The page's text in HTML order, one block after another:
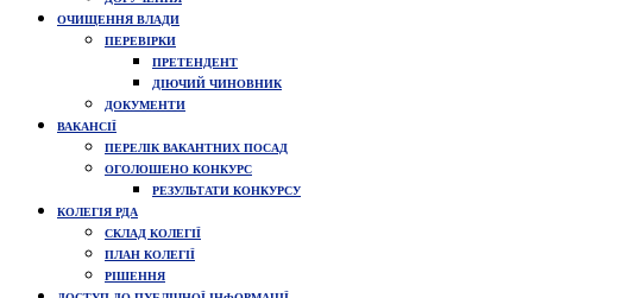
ОЧИЩЕННЯ ВЛАДИ
ПЕРЕВІРКИ
ПРЕТЕНДЕНТ
ДІЮЧИЙ ЧИНОВНИК
ДОКУМЕНТИ
ВАКАНСІЇ
ПЕРЕЛІК ВАКАНТНИХ ПОСАД
ОГОЛОШЕНО КОНКУРС
РЕЗУЛЬТАТИ КОНКУРСУ
КОЛЕГІЯ РДА
СКЛАД КОЛЕГІЇ
ПЛАН КОЛЕГІЇ
РІШЕННЯ